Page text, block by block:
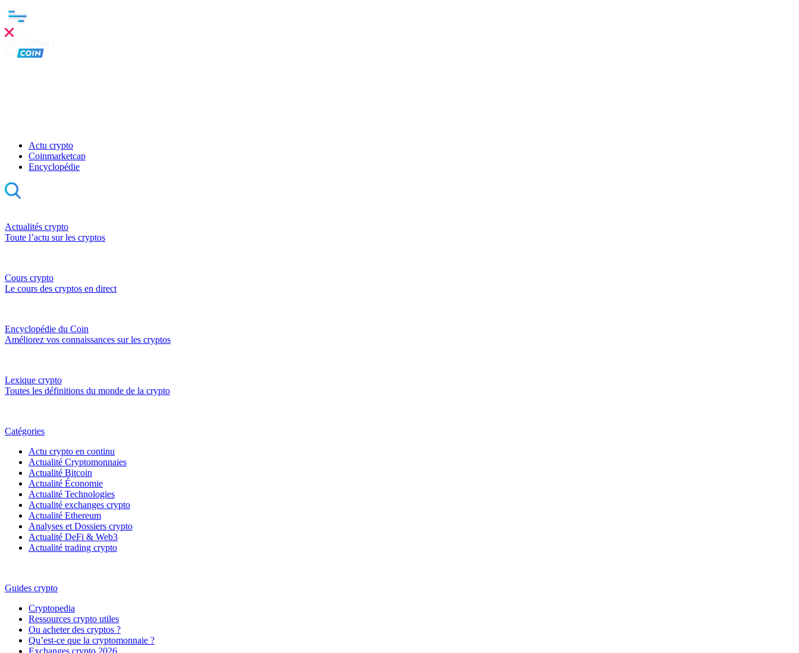
Actu crypto
Coinmarketcap
Encyclopédie
Actualités crypto
Toute l’actu sur les cryptos
Cours crypto
Le cours des cryptos en direct
Encyclopédie du Coin
Améliorez vos connaissances sur les cryptos
Lexique crypto
Toutes les définitions du monde de la crypto
Catégories
Actu crypto en continu
Actualité Cryptomonnaies
Actualité Bitcoin
Actualité Économie
Actualité Technologies
Actualité exchanges crypto
Actualité Ethereum
Analyses et Dossiers crypto
Actualité DeFi & Web3
Actualité trading crypto
Guides crypto
Cryptopedia
Ressources crypto utiles
Ou acheter des cryptos ?
Qu’est-ce que la cryptomonnaie ?
Exchanges crypto 2026